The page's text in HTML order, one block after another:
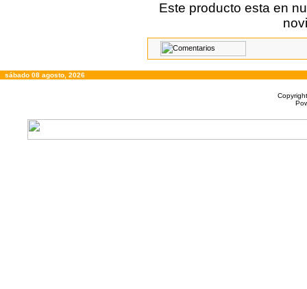
Este producto esta en
sábado 08 agosto, 2026